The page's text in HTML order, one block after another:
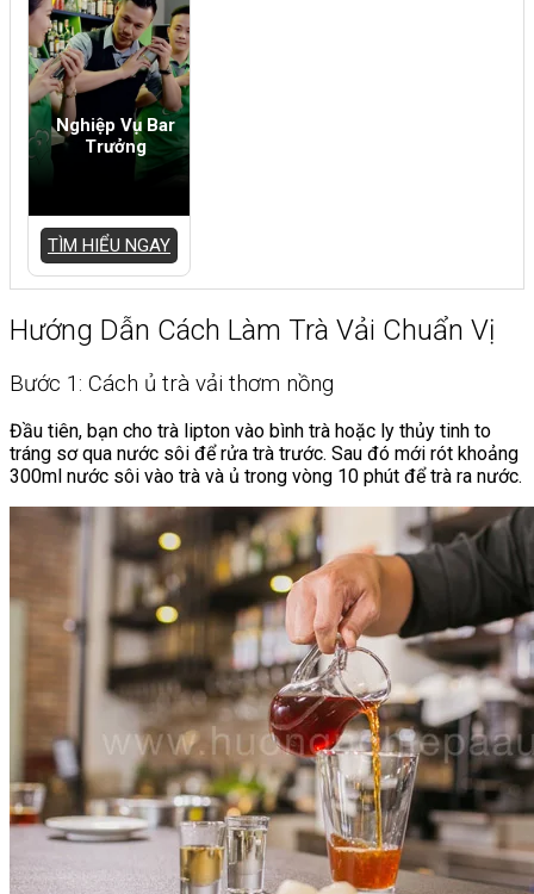
Nghiệp Vụ Bar
Trưởng
TÌM HIỂU NGAY
Hướng Dẫn Cách Làm Trà Vải Chuẩn Vị
Bước 1: Cách ủ trà vải thơm nồng
Đầu tiên, bạn cho trà lipton vào bình trà hoặc ly thủy tinh to
tráng sơ qua nước sôi để rửa trà trước. Sau đó mới rót khoảng
300ml nước sôi vào trà và ủ trong vòng 10 phút để trà ra nước.